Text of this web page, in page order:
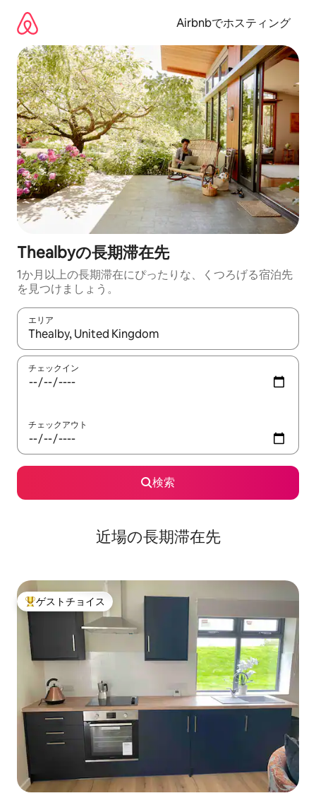
Airbnbでホスティング
Thealbyの長期滞在先
1か月以上の長期滞在にぴったりな、くつろげる宿泊先
を見つけましょう。
エリア
検索結果が表示されたら、上下の矢印キーを使って移動するか
チェックイン
チェックアウト
検索
近場の長期滞在先
大好評のゲストチョイスです。
ゲストチョイス